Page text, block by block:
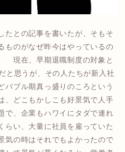
たとの記事を書いたが、そもそ
ものがなぜ昨今はやっているの
現在、早期退職制度の対象と
と思うが、その人たちが新入社
バブル期真っ盛りのころという
どこもかしこも好景気で人手
で、企業もハワイにタダで連れ
らい、大量に社員を雇っていた
の時はそれでもよかったので